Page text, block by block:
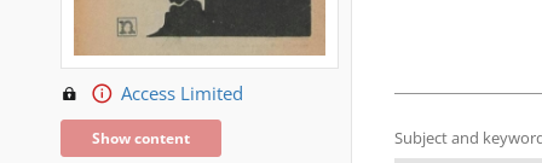
Access Limited
Show content
Subject and